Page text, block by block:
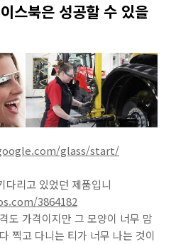
스북은 성공할 수 있을
glass/start/
다리고 있었던 제품입니
3864182
도 가격이지만 그 모양이 너무 맘
찍고 다니는 티가 너무 나는 것이